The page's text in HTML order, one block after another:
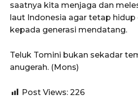
saatnya kita menjaga dan
laut Indonesia agar tetap hidup
kepada generasi mendatang.
Teluk Tomini bukan sekadar
anugerah. (Mons)
Post Views: 226